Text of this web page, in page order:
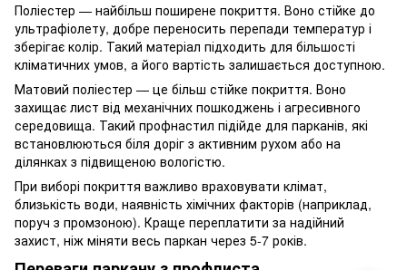
Поліестер — найбільш поширене покриття. Воно стійке до
ультрафіолету, добре переносить перепади температур і
зберігає колір. Такий матеріал підходить для більшості
кліматичних умов, а його вартість залишається доступною.
Матовий поліестер — це більш стійке покриття. Воно
захищає лист від механічних пошкоджень і агресивного
середовища. Такий профнастил підійде для парканів, які
встановлюються біля доріг з активним рухом або на
ділянках з підвищеною вологістю.
При виборі покриття важливо враховувати клімат,
близькість води, наявність хімічних факторів (наприклад,
поруч з промзоною). Краще переплатити за надійний
захист, ніж міняти весь паркан через 5-7 років.